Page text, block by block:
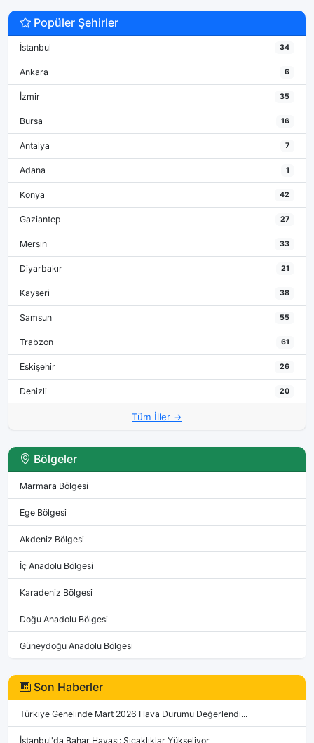
Popüler Şehirler
İstanbul 34
Ankara 6
İzmir 35
Bursa 16
Antalya 7
Adana 1
Konya 42
Gaziantep 27
Mersin 33
Diyarbakır 21
Kayseri 38
Samsun 55
Trabzon 61
Eskişehir 26
Denizli 20
Tüm İller →
Bölgeler
Marmara Bölgesi
Ege Bölgesi
Akdeniz Bölgesi
İç Anadolu Bölgesi
Karadeniz Bölgesi
Doğu Anadolu Bölgesi
Güneydoğu Anadolu Bölgesi
Son Haberler
Türkiye Genelinde Mart 2026 Hava Durumu Değerlendi...
İstanbul'da Bahar Havası: Sıcaklıklar Yükseliyor